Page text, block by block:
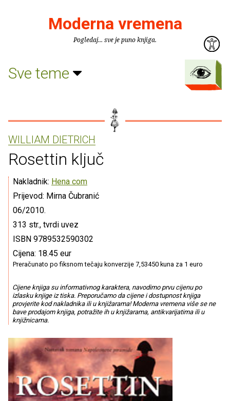
Moderna vremena
Pogledaj... sve je puno knjiga.
Sve teme
WILLIAM DIETRICH
Rosettin ključ
Nakladnik: Hena com
Prijevod: Mirna Čubranić
06/2010.
313 str., tvrdi uvez
ISBN 9789532590302
Cijena: 18.45 eur
Preračunato po fiksnom tečaju konverzije 7,53450 kuna za 1 euro
Cijene knjiga su informativnog karaktera, navodimo prvu cijenu po
izlasku knjige iz tiska. Preporučamo da cijene i dostupnost knjiga
provjerite kod nakladnika ili u knjižarama! Moderna vremena više se ne
bave prodajom knjiga, potražite ih u knjižarama, antikvarijatima ili u
knjižnicama.